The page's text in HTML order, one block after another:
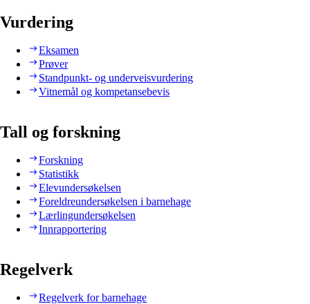
Vurdering
Eksamen
Prøver
Standpunkt- og underveisvurdering
Vitnemål og kompetansebevis
Tall og forskning
Forskning
Statistikk
Elevundersøkelsen
Foreldreundersøkelsen i barnehage
Lærlingundersøkelsen
Innrapportering
Regelverk
Regelverk for barnehage